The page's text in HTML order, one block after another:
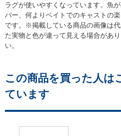
ラグが使いやすくなっています。魚
パー、何よりベイトでのキャストの
です。※掲載している商品の画像は
た実物と色が違って見える場合があ
い。
この商品を買った人は
ています